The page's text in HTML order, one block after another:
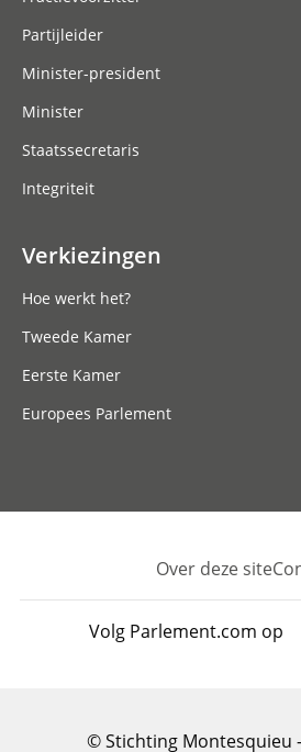
Partijleider
Minister-president
Minister
Staatssecretaris
Integriteit
Verkiezingen
Hoe werkt het?
Tweede Kamer
Eerste Kamer
Europees Parlement
Footer
Over deze site
Volg Parlement.com op
© Stichting Montesquieu